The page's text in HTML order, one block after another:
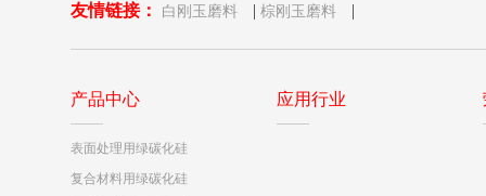
友情链接： 白刚玉磨料 | 棕刚玉磨料 |
产品中心
表面处理用绿碳化硅
复合材料用绿碳化硅
应用行业